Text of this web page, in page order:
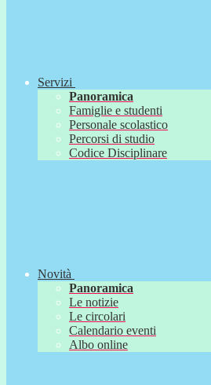
Servizi
Panoramica
Famiglie e studenti
Personale scolastico
Percorsi di studio
Codice Disciplinare
Novità
Panoramica
Le notizie
Le circolari
Calendario eventi
Albo online